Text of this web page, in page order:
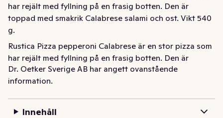
har rejält med fyllning på en frasig botten. Den är
toppad med smakrik Calabrese salami och ost. Vikt 540
g.
Rustica Pizza pepperoni Calabrese är en stor pizza som
har rejält med fyllning på en frasig botten. Den är
toppad med smakrik Calabrese salami och ost. Vikt 540
g.
Dr. Oetker Sverige AB har angett ovanstående
information.
Innehåll